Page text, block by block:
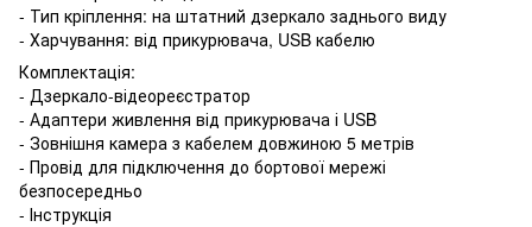
- Тип кріплення: на штатний дзеркало заднього виду
- Харчування: від прикурювача, USB кабелю
Комплектація:
- Дзеркало-відеореєстратор
- Адаптери живлення від прикурювача і USB
- Зовнішня камера з кабелем довжиною 5 метрів
- Провід для підключення до бортової мережі
безпосередньо
- Інструкція